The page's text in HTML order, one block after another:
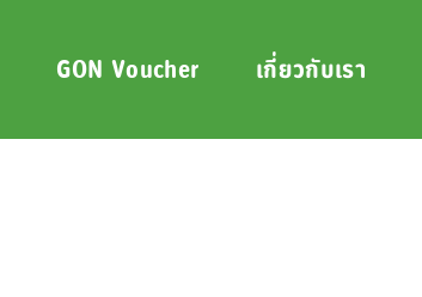
GON Voucher เกี่ยวกับเรา